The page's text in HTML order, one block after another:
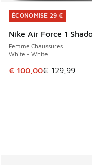
ÉCONOMISE 29 €
Nike Air Force 1
Femme Chaussures
White - White
Cet article est en
€ 100,00€ 129,99
ÉCONOMISE 29 €